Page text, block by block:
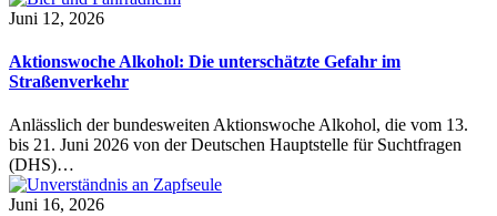
Juni 12, 2026
Aktionswoche Alkohol: Die unterschätzte Gefahr im
Straßenverkehr
Anlässlich der bundesweiten Aktionswoche Alkohol, die vom 13.
bis 21. Juni 2026 von der Deutschen Hauptstelle für Suchtfragen
(DHS)…
Juni 16, 2026